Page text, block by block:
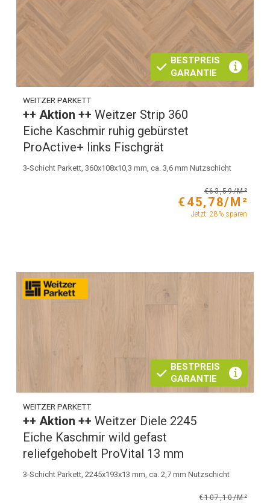
BESTPREIS
GARANTIE
WEITZER PARKETT
++ Aktion ++Weitzer Strip 360
Eiche Kaschmir ruhig gebürstet
ProActive+ links Fischgrät
3-Schicht Parkett, 360x108x10,3 mm, ca. 3,6 mm Nutzschicht
€63,59/M²
€45,78/M²
Jetzt: 28% sparen
BESTPREIS
GARANTIE
WEITZER PARKETT
++ Aktion ++Weitzer Diele 2245
Eiche Kaschmir wild gefast
reliefgehobelt ProVital 13 mm
3-Schicht Parkett, 2245x193x13 mm, ca. 2,7 mm Nutzschicht
€107,10/M²